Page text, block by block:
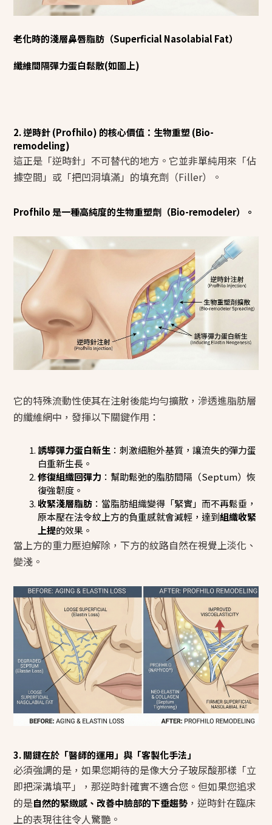
老化時的淺層鼻唇脂肪（Superficial Nasolabial Fat）
纖維間隔彈力蛋白鬆散(如圖上)
2. 逆時針 (Profhilo) 的核心價值：生物重塑 (Bio-
remodeling)
這正是「逆時針」不可替代的地方。它並非單純用來「佔
據空間」或「把凹洞填滿」的填充劑（Filler）。
Profhilo 是一種高純度的生物重塑劑（Bio-remodeler）。
它的特殊流動性使其在注射後能均勻擴散，滲透進脂肪層
的纖維網中，發揮以下關鍵作用：
誘導彈力蛋白新生 ：刺激細胞外基質，讓流失的彈力蛋
白重新生長。
修復組織回彈力 ：幫助鬆弛的脂肪間隔（Septum）恢
復強韌度。
收緊淺層脂肪 ：當脂肪組織變得「緊實」而不再鬆垂，
原本壓在法令紋上方的負重感就會減輕，達到組織收緊
上提的效果。
當上方的重力壓迫解除，下方的紋路自然在視覺上淡化、
變淺。
3. 關鍵在於「醫師的運用」與「客製化手法」
必須強調的是，如果您期待的是像大分子玻尿酸那樣「立
即把深溝填平」，那逆時針確實不適合您。但如果您追求
的是自然的緊緻感、改善中臉部的下垂趨勢 ，逆時針在臨床
上的表現往往令人驚艷。